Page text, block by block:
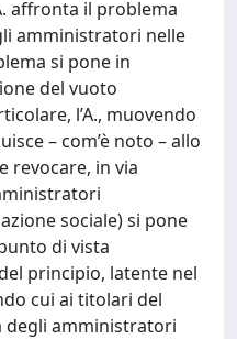
affronta il problema
amministratori nelle
si pone in
del vuoto
l’A., muovendo
– com’è noto – allo
revocare, in via
sociale) si pone
di vista
principio, latente nel
cui ai titolari del
amministratori